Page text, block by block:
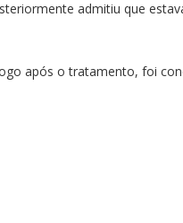
admitiu que
após o tratamento, foi